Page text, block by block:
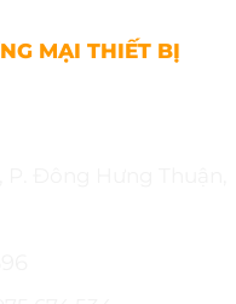
MẠI THIẾT BỊ